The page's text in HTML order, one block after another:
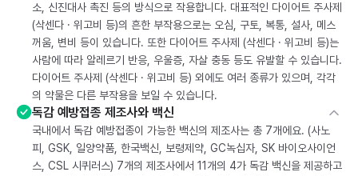
소, 신진대사 촉진 등의 방식으로 작용합니다. 대표적인 다이어트 주사제
(삭센다 · 위고비 등)의 흔한 부작용으로는 오심, 구토, 복통, 설사, 메스
꺼움, 변비 등이 있습니다. 또한 다이어트 주사제 (삭센다 · 위고비 등)는
사람에 따라 알레르기 반응, 우울증, 자살 충동 등도 유발할 수 있습니다.
다이어트 주사제 (삭센다 · 위고비 등) 외에도 여러 종류가 있으며, 각각
의 약물은 다른 부작용을 보일 수 있습니다.
독감 예방접종 제조사와 백신
국내에서 독감 예방접종이 가능한 백신의 제조사는 총 7개에요. (사노
피, GSK, 일양약품, 한국백신, 보령제약, GC녹십자, SK 바이오사이언
스, CSL 시퀴러스) 7개의 제조사에서 11개의 4가 독감 백신을 제공하고